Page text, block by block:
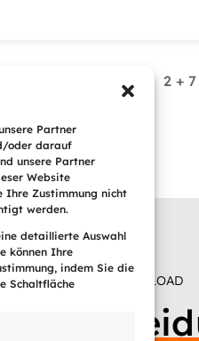
Partner
oder darauf
unsere Partner
Website
Ihre Zustimmung nicht
werden.
detaillierte Auswahl
können Ihre
indem Sie die
Schaltfläche
2 + 7
ZUM DOWNLOAD